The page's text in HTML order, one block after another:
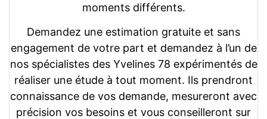
moments différents.
Demandez une estimation gratuite et sans
engagement de votre part et demandez à l’un de
nos spécialistes des Yvelines 78 expérimentés de
réaliser une étude à tout moment. Ils prendront
connaissance de vos demande, mesureront avec
précision vos besoins et vous conseilleront sur